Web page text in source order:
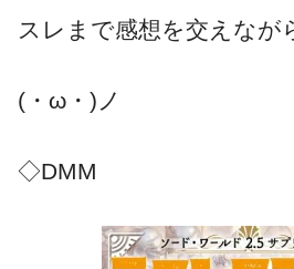
スレまで感想を交えなが
(・ω・)ノ
◇DMM